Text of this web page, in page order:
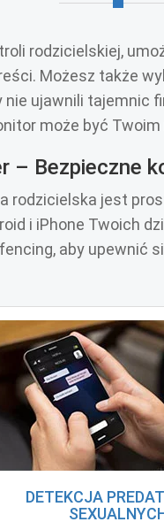
rodzicielskiej,
Możesz także
nie ujawnili
może być
– Bezpieczne
rodzicielska jest
i iPhone Twoich
aby upewnić
DETEKCJA